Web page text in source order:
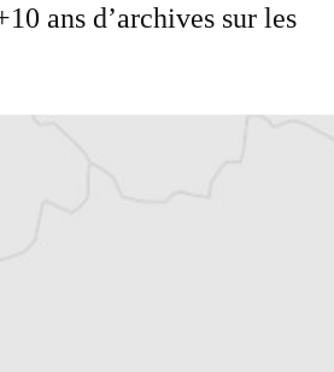
ans d’archives sur les